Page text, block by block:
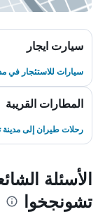
سيارت ايجار
سيارات للاستئجار في
المطارات القريبة
رحلات طيران إلى مدينة
الأسئلة
تشونجخوا